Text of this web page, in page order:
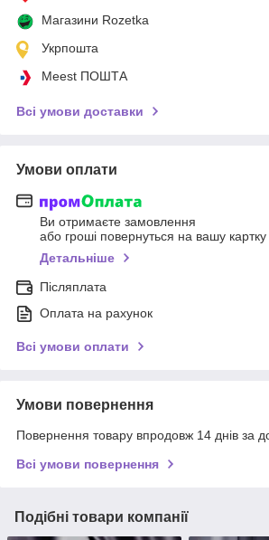
Магазини Rozetka
Укрпошта
Meest ПОШТА
Всі умови доставки
Умови оплати
Ви отримаєте замовлення
або гроші повернуться на вашу картку
Детальніше
Післяплата
Оплата на рахунок
Всі умови оплати
Умови повернення
Повернення товару впродовж 14 днів за
Всі умови повернення
Подібні товари компанії